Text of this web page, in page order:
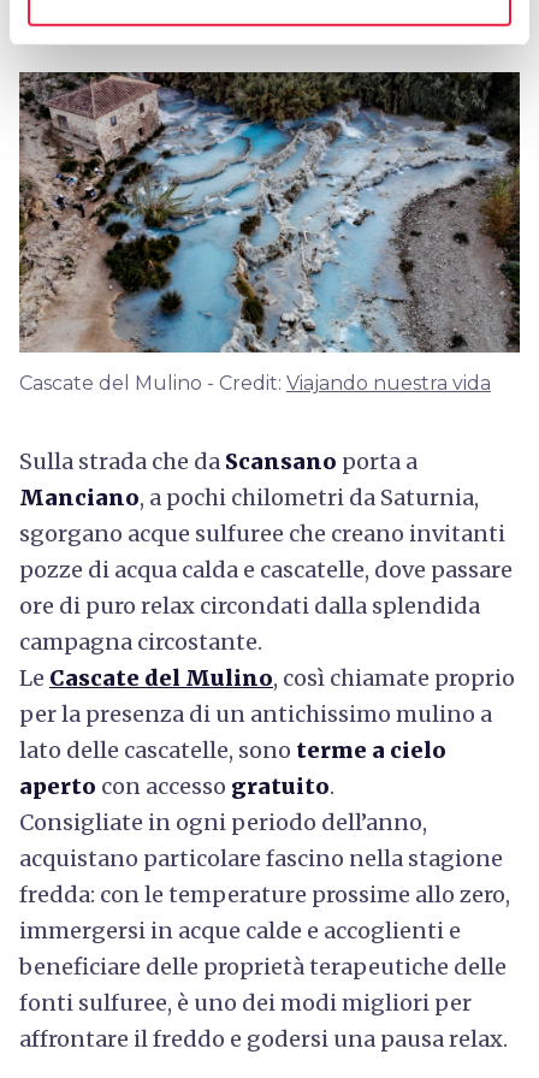
Cascate del Mulino
Cascate del Mulino - Credit: Viajando nuestra vida
Sulla strada che da Scansano porta a
Manciano, a pochi chilometri da Saturnia,
sgorgano acque sulfuree che creano invitanti
pozze di acqua calda e cascatelle, dove passare
ore di puro relax circondati dalla splendida
campagna circostante.
Le Cascate del Mulino, così chiamate proprio
per la presenza di un antichissimo mulino a
lato delle cascatelle, sono terme a cielo
aperto con accesso gratuito.
Consigliate in ogni periodo dell’anno,
acquistano particolare fascino nella stagione
fredda: con le temperature prossime allo zero,
immergersi in acque calde e accoglienti e
beneficiare delle proprietà terapeutiche delle
fonti sulfuree, è uno dei modi migliori per
affrontare il freddo e godersi una pausa relax.